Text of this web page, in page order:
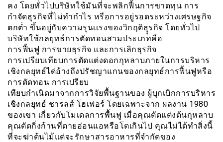
คง โดยทั่วไปบริษัทใช้มันที่จะพลิกฟื้นการขาดทุน การ
กำจัดธุรกิจที่ไม่ทำกำไร หรือการอยู่รอดระหว่างเศรษฐกิจ
ตกต่ำ ขึ้นอยู่กับความรุนเเรงของวิกฤติธุุรกิจ โดยทั่วไป
บริษัทใช้กลยุทธ์การตัดทอนสามประเภทคือ
การฟื้นฟู การขายธุรกิจ และการเลิกธุรกิจ
การเปรียบเทียบการตัดแต่งดอกกุหลาบภายในการบริหาร
เชิงกลยุทธ์ได่อ้างถึงปรัชญาแกนของกลยุทธ์การฟื้นฟูหรือ
การตัดทอน การเปรียบ
เทียบกำเนิดมาจากการวิจัยพื้นฐานของ ผู้บุกเบิกการบริหาร
เชิงกลยุทธ์ ชารลส์ โฮเฟอร์ โดยเฉพาะจาก ผลงาน 1980
ของเขา เกี่ยวกับโมเดลการพื้นฟู เมื่อคุณตัดแต่งต้นกุหลาบ
คุณตัดกิ่งก้านที่ตายอ่อนแอหรือโตเกินไป คุณไม่ได้ทำสิ่งนี้
ที่จะฆ่าต้นไม้แต่จะรักษาสารอาหารที่จำกัดของ